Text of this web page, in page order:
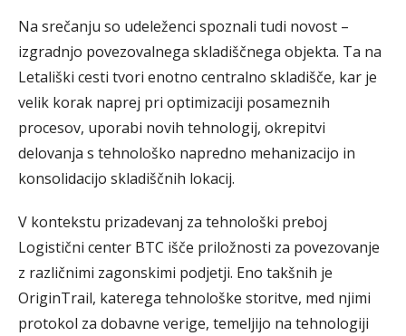
Na srečanju so udeleženci spoznali tudi novost –
izgradnjo povezovalnega skladiščnega objekta. Ta na
Letališki cesti tvori enotno centralno skladišče, kar je
velik korak naprej pri optimizaciji posameznih
procesov, uporabi novih tehnologij, okrepitvi
delovanja s tehnološko napredno mehanizacijo in
konsolidacijo skladiščnih lokacij.
V kontekstu prizadevanj za tehnološki preboj
Logistični center BTC išče priložnosti za povezovanje
z različnimi zagonskimi podjetji. Eno takšnih je
OriginTrail, katerega tehnološke storitve, med njimi
protokol za dobavne verige, temeljijo na tehnologiji